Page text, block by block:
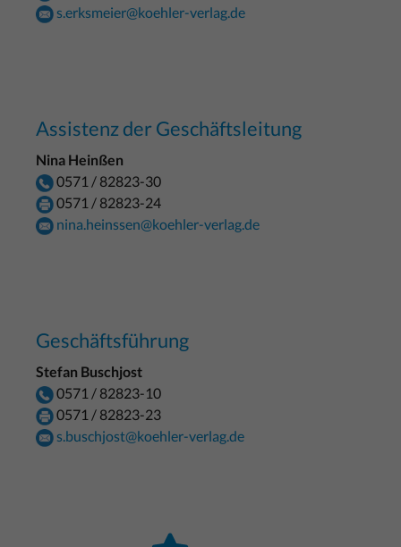
s.erksmeier@koehler-verlag.de
Assistenz der Geschäftsleitung
Nina Heinßen
0571 / 82823-30
0571 / 82823-24
nina.heinssen@koehler-verlag.de
Geschäftsführung
Stefan Buschjost
0571 / 82823-10
0571 / 82823-23
s.buschjost@koehler-verlag.de